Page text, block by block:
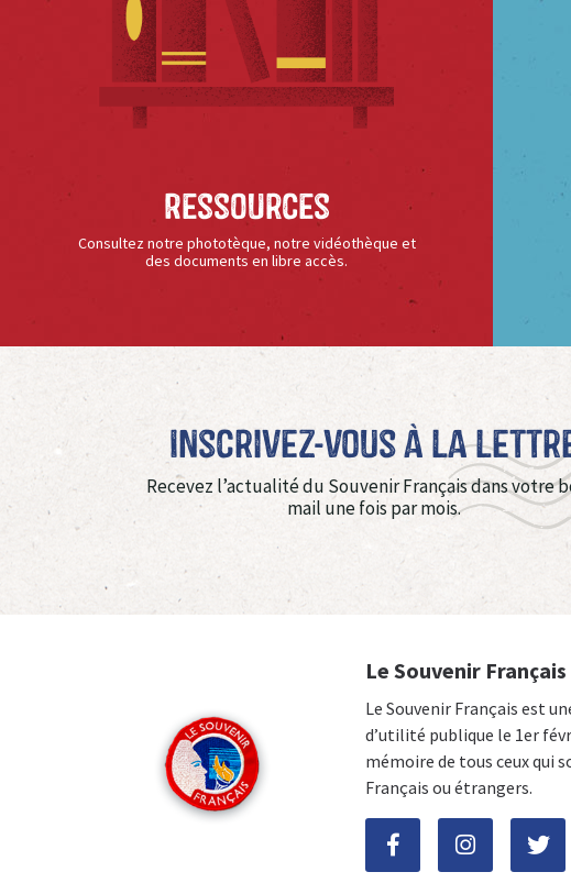
Ressources
Consultez notre phototèque, notre vidéothèque et
des documents en libre accès.
Inscrivez-vous à La
Recevez l’actualité du Souvenir Français dans votre
mail une fois par mois.
Le Souvenir Français
Le Souvenir Français est
d’utilité publique le 1er
mémoire de tous ceux qui
Français ou étrangers.